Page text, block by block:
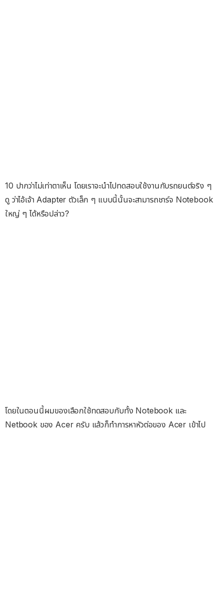
10 ปากว่าไม่เท่าตาเห็น โดยเราจะนำไปทดสอบใช้งานกับรถยนต์จริง ๆ
ดู ว่าไอ้เจ้า Adapter ตัวเล็ก ๆ แบบนี้นั้นจะสามารถชาร์จ Notebook
ใหญ่ ๆ ได้หรือปล่าว?
โดยในตอนนี้ผมของเลือกใช้ทดสอบกับทั้ง Notebook และ
Netbook ของ Acer ครับ แล้วก็ทำการหาหัวต่อของ Acer เข้าไป